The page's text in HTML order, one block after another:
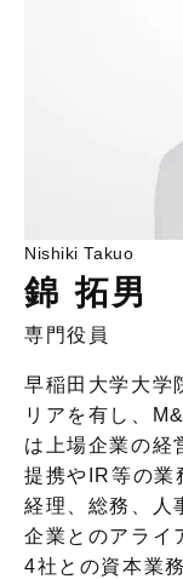
Nishiki Takuo
錦 拓男
専門役員
早稲田大学大学
リアを有し、
は上場企業の経
提携やIR等の業
経理、総務、人
企業とのアライ
4社との資本業